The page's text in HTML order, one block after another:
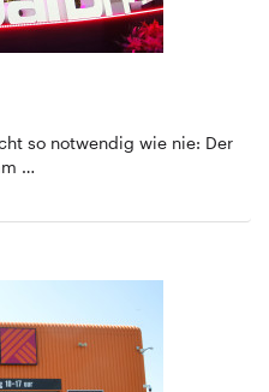
so notwendig wie nie: Der
…